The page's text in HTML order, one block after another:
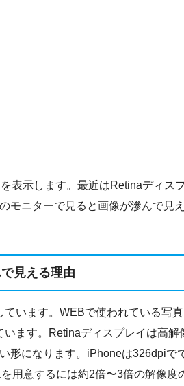
表示します。最近はRetinaディス
モニターで見ると画像が滲んで見
見える理由
います。WEBで使われている写真
ます。Retinaディスプレイは高解
形になります。iPhoneは326dpiで
用意するには約2倍〜3倍の解像度